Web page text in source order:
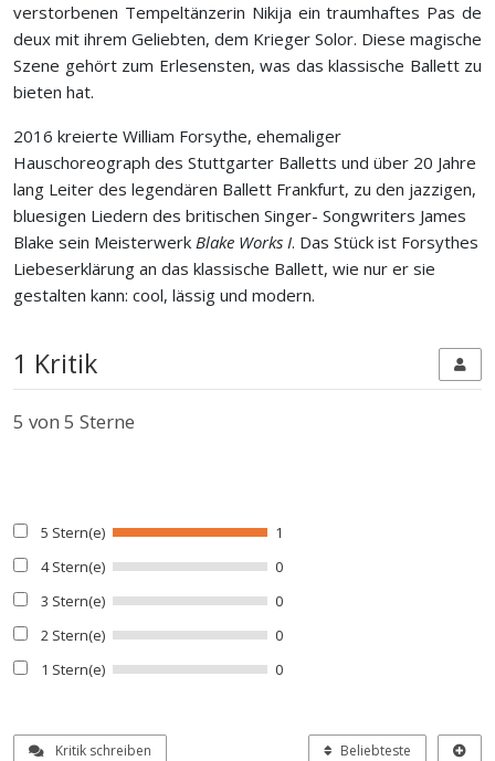
verstorbenen Tempeltänzerin Nikija ein traumhaftes Pas de
deux mit ihrem Geliebten, dem Krieger Solor. Diese magische
Szene gehört zum Erlesensten, was das klassische Ballett zu
bieten hat.
2016 kreierte William Forsythe, ehemaliger
Hauschoreograph des Stuttgarter Balletts und über 20 Jahre
lang Leiter des legendären Ballett Frankfurt, zu den jazzigen,
bluesigen Liedern des britischen Singer- Songwriters James
Blake sein Meisterwerk Blake Works I. Das Stück ist Forsythes
Liebeserklärung an das klassische Ballett, wie nur er sie
gestalten kann: cool, lässig und modern.
1 Kritik
5 von 5 Sterne
5 Stern(e)
1
4 Stern(e)
0
3 Stern(e)
0
2 Stern(e)
0
1 Stern(e)
0
Kritik schreiben Beliebteste